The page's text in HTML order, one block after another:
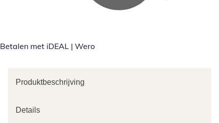
Betalen met iDEAL | Wero
Produktbeschrijving
Details